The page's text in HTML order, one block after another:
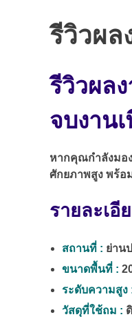
รีวิวผล
รีวิวผล
จบงาน
หากคุณกำลังมอ
ศักยภาพสูง พร้อ
รายละเอี
สถานที่ : ย่าน
ขนาดพื้นที่ :
ระดับความสูง
วัสดุที่ใช้ถม :